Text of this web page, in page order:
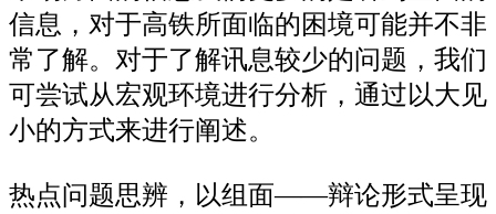
信息，对于高铁所面临的困境可能并不非
常了解。对于了解讯息较少的问题，我们
可尝试从宏观环境进行分析，通过以大见
小的方式来进行阐述。
热点问题思辨，以组面——辩论形式呈现